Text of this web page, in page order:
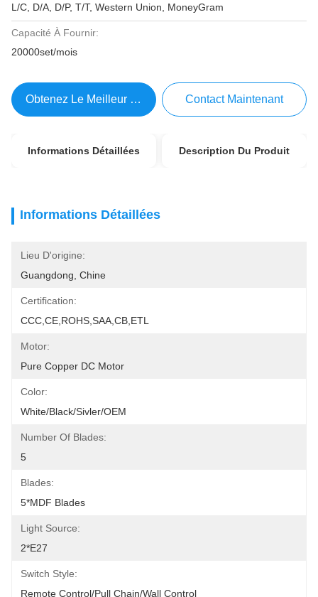
L/C, D/A, D/P, T/T, Western Union, MoneyGram
Capacité À Fournir:
20000set/mois
Obtenez Le Meilleur Prix Contact Maintenant
Informations Détaillées Description Du Produit
Informations Détaillées
Lieu D'origine:
Guangdong, Chine
Certification:
CCC,CE,ROHS,SAA,CB,ETL
Motor:
Pure Copper DC Motor
Color:
White/black/sivler/OEM
Number Of Blades:
5
Blades:
5*MDF Blades
Light Source:
2*E27
Switch Style:
Remote Control/pull Chain/wall Control